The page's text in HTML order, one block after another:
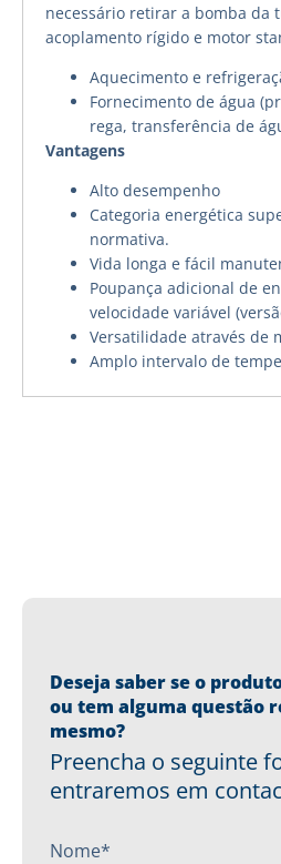
necessário retirar a bomba da
acoplamento rígido e motor
Aquecimento e
Fornecimento de água
rega, transferência de
Vantagens
Alto desempenho
Categoria energética
normativa.
Vida longa e fácil
Poupança adicional de
velocidade variável
Versatilidade através de
Amplo intervalo de
Deseja saber se o
ou tem alguma questão
mesmo?
Preencha o seguinte
entraremos em
Nome*